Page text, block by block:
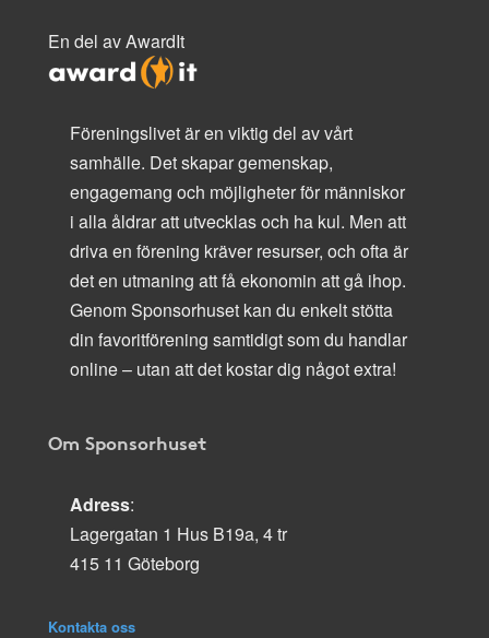
En del av AwardIt
Föreningslivet är en viktig del av vårt
samhälle. Det skapar gemenskap,
engagemang och möjligheter för människor
i alla åldrar att utvecklas och ha kul. Men att
driva en förening kräver resurser, och ofta är
det en utmaning att få ekonomin att gå ihop.
Genom Sponsorhuset kan du enkelt stötta
din favoritförening samtidigt som du handlar
online – utan att det kostar dig något extra!
Om Sponsorhuset
Adress:
Lagergatan 1 Hus B19a, 4 tr
415 11 Göteborg
Kontakta oss